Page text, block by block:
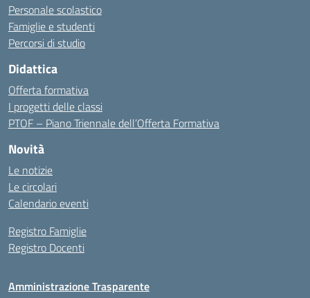
Personale scolastico
Famiglie e studenti
Percorsi di studio
Didattica
Offerta formativa
I progetti delle classi
PTOF – Piano Triennale dell’Offerta Formativa
Novità
Le notizie
Le circolari
Calendario eventi
Registro Famiglie
Registro Docenti
Amministrazione Trasparente